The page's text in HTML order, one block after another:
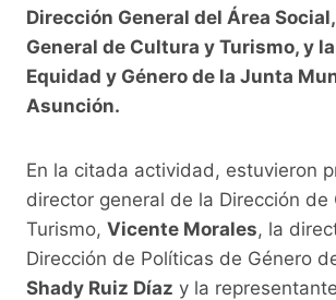
Dirección General del Área
General de Cultura y Turismo, y
Equidad y Género de la Junta
Asunción.
En la citada actividad, estuvieron
director general de la Dirección de
Turismo, Vicente Morales, la
Dirección de Políticas de Género
Shady Ruiz Díaz y la